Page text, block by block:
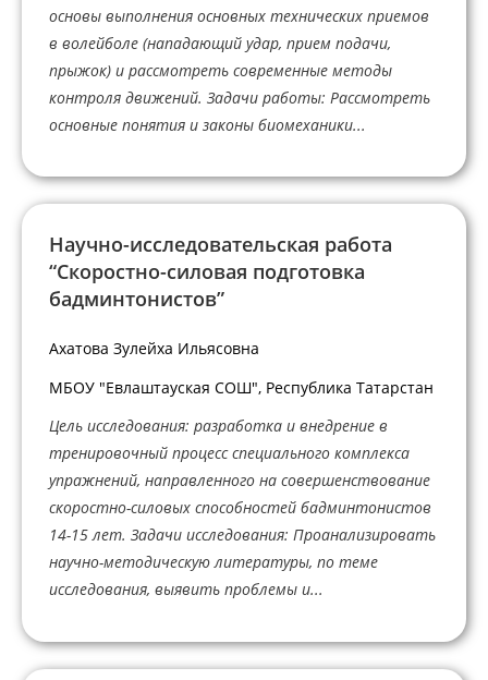
основы выполнения основных технических приемов
в волейболе (нападающий удар, прием подачи,
прыжок) и рассмотреть современные методы
контроля движений. Задачи работы: Рассмотреть
основные понятия и законы биомеханики...
Научно-исследовательская работа
“Скоростно-силовая подготовка
бадминтонистов”
Ахатова Зулейха Ильясовна
МБОУ "Евлаштауская СОШ", Республика Татарстан
Цель исследования: разработка и внедрение в
тренировочный процесс специального комплекса
упражнений, направленного на совершенствование
скоростно-силовых способностей бадминтонистов
14-15 лет. Задачи исследования: Проанализировать
научно-методическую литературы, по теме
исследования, выявить проблемы и...